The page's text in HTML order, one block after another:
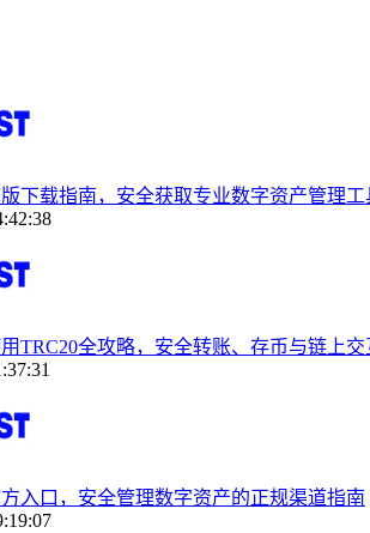
版下载指南，安全获取专业数字资产管理工
用TRC20全攻略，安全转账、存币与链上交
方入口，安全管理数字资产的正规渠道指南